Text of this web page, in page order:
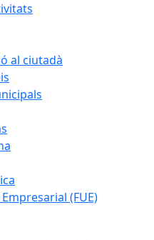
al ciutadà
(FUE)